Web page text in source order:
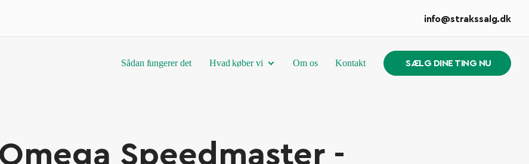
info@strakssalg.dk
Sådan fungerer det Hvad køber vi Om os Kontakt SÆLG DINE TING NU
Speedmaster -